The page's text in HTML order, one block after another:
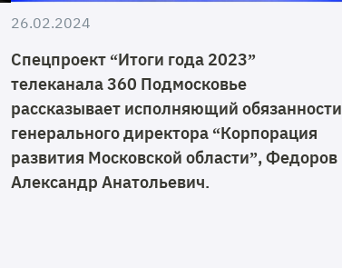
26.02.2024
Спецпроект “Итоги года 2023”
телеканала 360 Подмосковье
рассказывает исполняющий обязанности
генерального директора “Корпорация
развития Московской области”, Федоров
Александр Анатольевич.